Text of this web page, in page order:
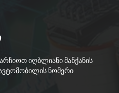
იღბლიანი მანქანის
ნომერი